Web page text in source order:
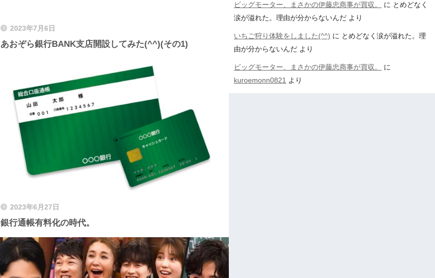
2023年7月6日
あおぞら銀行BANK支店開設してみた(^^)(その1)
2023年6月27日
銀行通帳有料化の時代。
ビッグモーター、まさかの伊藤忠商事が買収。 に とめどなく
涙が溢れた。理由が分からないんだ より
いちご狩り体験をしました(^^) に とめどなく涙が溢れた。理
由が分からないんだ より
ビッグモーター、まさかの伊藤忠商事が買収。
に
kuroemonn0821 より